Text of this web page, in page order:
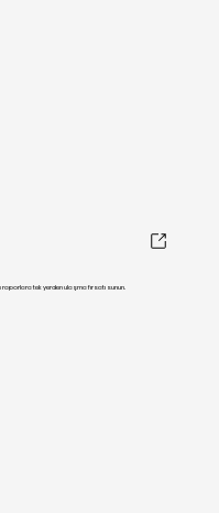
raporlara tek yerden ulaşma fırsatı sunun.